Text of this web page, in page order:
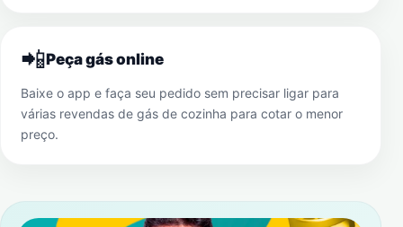
📲Peça gás online
Baixe o app e faça seu pedido sem precisar ligar para
várias revendas de gás de cozinha para cotar o menor
preço.